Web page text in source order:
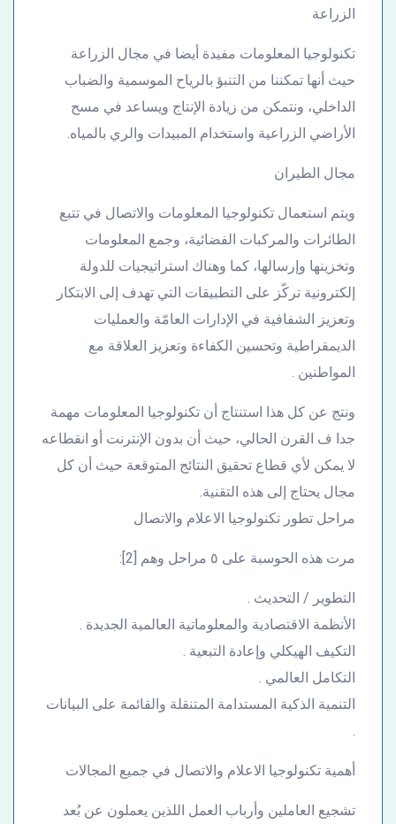
الزراعة
تكنولوجيا المعلومات مفيدة أيضا في مجال الزراعة
حيث أنها تمكننا من التنبؤ بالرياح الموسمية والضباب
الداخلي، ونتمكن من زيادة الإنتاج ويساعد في مسح
الأراضي الزراعية واستخدام المبيدات والري بالمياه.
مجال الطيران
ويتم استعمال تكنولوجيا المعلومات والاتصال في تتبع
الطائرات والمركبات الفضائية، وجمع المعلومات
وتخزينها وإرسالها، كما وهناك استراتيجيات للدولة
إلكترونية تركّز على التطبيقات التي تهدف إلى الابتكار
وتعزيز الشفافية في الإدارات العامّة والعمليات
الديمقراطية وتحسين الكفاءة وتعزيز العلاقة مع
المواطنين .
ونتج عن كل هذا استنتاج أن تكنولوجيا المعلومات مهمة
جدا ف القرن الحالي، حيث أن بدون الإنترنت أو انقطاعه
لا يمكن لأي قطاع تحقيق النتائج المتوقعة حيث أن كل
مجال يحتاج إلى هذه التقنية.
مراحل تطور تكنولوجيا الاعلام والاتصال
مرت هذه الحوسبة على ٥ مراحل وهم [2]:
التطوير / التحديث .
الأنظمة الاقتصادية والمعلوماتية العالمية الجديدة .
التكيف الهيكلي وإعادة التبعية .
التكامل العالمي .
التنمية الذكية المستدامة المتنقلة والقائمة على البيانات
.
أهمية تكنولوجيا الاعلام والاتصال في جميع المجالات
تشجيع العاملين وأرباب العمل اللذين يعملون عن بُعد